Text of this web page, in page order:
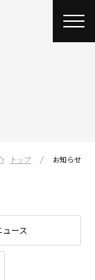
トップ / お知らせ
ュース